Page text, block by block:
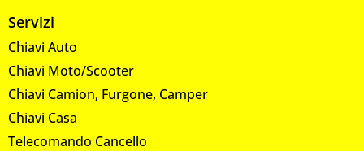
Servizi
Chiavi Auto
Chiavi Moto/Scooter
Chiavi Camion, Furgone, Camper
Chiavi Casa
Telecomando Cancello